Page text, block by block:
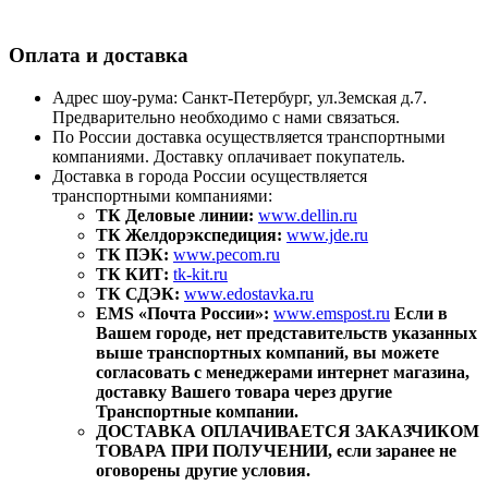
Оплата и доставка
Адрес шоу-рума: Санкт-Петербург, ул.Земская д.7.
Предварительно необходимо с нами связаться.
По России доставка осуществляется транспортными
компаниями. Доставку оплачивает покупатель.
Доставка в города России осуществляется
транспортными компаниями:
ТК Деловые линии: www.dellin.ru
ТК Желдорэкспедиция: www.jde.ru
ТК ПЭК: www.pecom.ru
ТК КИТ: tk-kit.ru
ТК СДЭК: www.edostavka.ru
EMS «Почта России»: www.emspost.ru Если в
Вашем городе, нет представительств указанных
выше транспортных компаний, вы можете
согласовать с менеджерами интернет магазина,
доставку Вашего товара через другие
Транспортные компании.
ДОСТАВКА ОПЛАЧИВАЕТСЯ ЗАКАЗЧИКОМ
ТОВАРА ПРИ ПОЛУЧЕНИИ, если заранее не
оговорены другие условия.